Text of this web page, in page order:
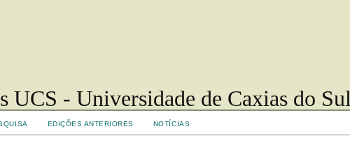
UCS - Universidade de Caxias do Sul
EDIÇÕES ANTERIORES NOTÍCIAS